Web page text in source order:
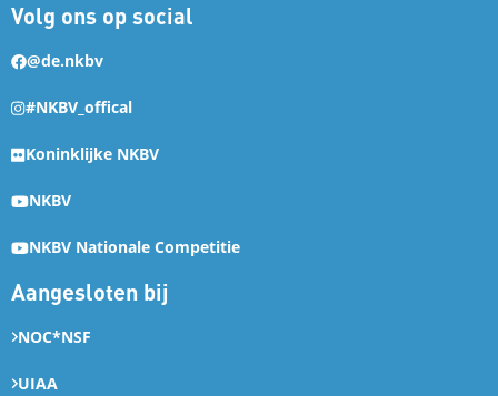
Volg ons op social
@de.nkbv
#NKBV_offical
Koninklijke NKBV
NKBV
NKBV Nationale Competitie
Aangesloten bij
NOC*NSF
UIAA